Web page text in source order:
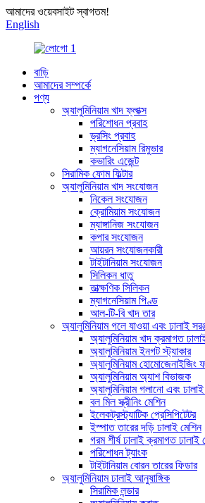
আমাদের ওয়েবসাইট স্বাগতম!
English
বাড়ি
আমাদের সম্পর্কে
পণ্য
অ্যালুমিনিয়াম খাদ ফ্লাক্স
পরিশোধন প্রবাহ
ড্রসিং প্রবাহ
ম্যাগনেসিয়াম রিমুভার
কভারিং এজেন্ট
সিরামিক ফোম ফিল্টার
অ্যালুমিনিয়াম খাদ সংযোজন
নিকেল সংযোজন
ক্রোমিয়াম সংযোজন
ম্যাঙ্গানিজ সংযোজন
কপার সংযোজন
আয়রন সংযোজনকারী
টাইটানিয়াম সংযোজন
সিলিকন ধাতু
তাত্ক্ষণিক সিলিকন
ম্যাগনেসিয়াম পিণ্ড
আল-টি-বি খাদ তার
অ্যালুমিনিয়াম গলে যাওয়া এবং ঢালাই
অ্যালুমিনিয়াম খাদ ক্রমাগত
অ্যালুমিনিয়াম ইনগট স্ট্যাকার
অ্যালুমিনিয়াম হোমোজেনাইজিং
অ্যালুমিনিয়াম অ্যাশ বিভাজক
অ্যালুমিনিয়াম গলানো এবং
বল মিল স্ক্রীনিং মেশিন
ইলেকট্রস্ট্যাটিক প্রেসিপিটেটর
ইস্পাত তারের দড়ি ঢালাই মেশিন
গরম শীর্ষ ঢালাই ক্রমাগত ঢালাই
পরিশোধন ট্যাংক
টাইটানিয়াম বোরন তারের ফিডার
অ্যালুমিনিয়াম ঢালাই আনুষাঙ্গিক
সিরামিক লন্ডার